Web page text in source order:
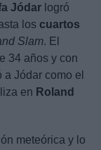
Jódar logró
los cuartos
Slam. El
34 años y con
Jódar como el
en Roland
meteórica y lo